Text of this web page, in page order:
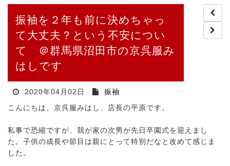
振袖を２年も前に決めちゃっ
て大丈夫？という不安につい
て ＠群馬県沼田市の京呉服み
はしです
2020年04月02日
振袖
こんにちは、京呉服みはし、店長の平原です。
私事で恐縮ですが、我が家の次男が先日卒園式を迎えまし
た。子供の成長や節目は親にとって特別だなと改めて感じま
した。